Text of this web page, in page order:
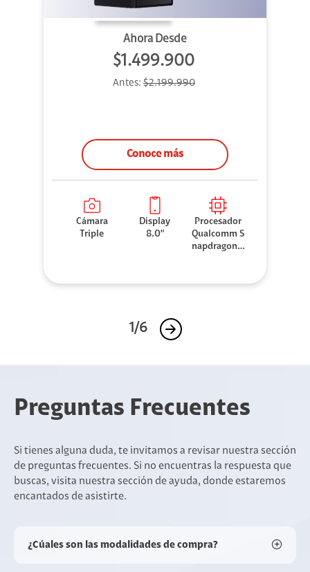
Ahora Desde
$1.499.900
Antes: $2.199.990
Conoce más
Cámara
Triple
Display
8.0"
Procesador
Qualcomm S
napdragon 8
1/6
Preguntas Frecuentes
Si tienes alguna duda, te invitamos a revisar nuestra sección
de preguntas frecuentes. Si no encuentras la respuesta que
buscas, visita nuestra sección de ayuda, donde estaremos
encantados de asistirte.
¿Cúales son las modalidades de compra?